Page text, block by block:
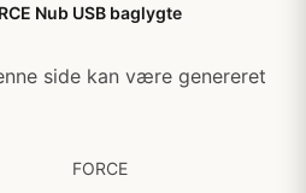
Nub USB baglygte
side kan være genereret
FORCE